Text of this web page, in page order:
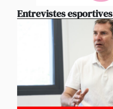
Entrevistes esportives